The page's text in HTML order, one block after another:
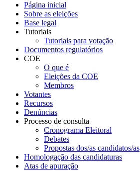
Página inicial
Sobre as eleições
Base legal
Tutoriais
Tutoriais para votação
Documentos regulatórios
COE
O que é
Eleições da COE
Membros
Votantes
Recursos
Denúncias
Processo de consulta
Cronograma Eleitoral
Debates
Propostas dos/as candidatos/as
Homologação das candidaturas
Atas de apuração